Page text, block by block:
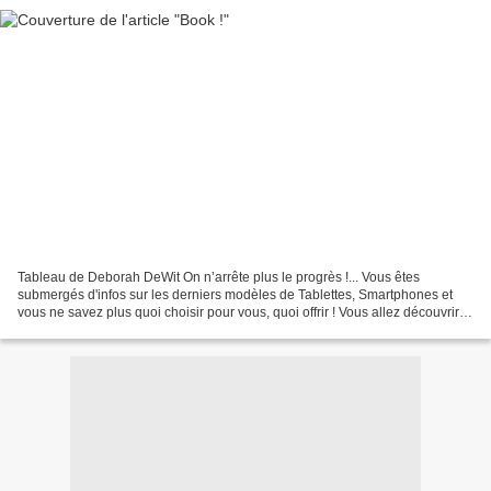
Tableau de Deborah DeWit On n’arrête plus le progrès !... Vous êtes
submergés d'infos sur les derniers modèles de Tablettes, Smartphones et
vous ne savez plus quoi choisir pour vous, quoi offrir ! Vous allez découvrir